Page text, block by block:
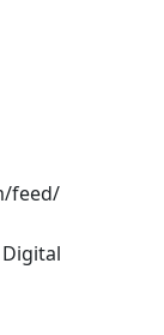
feed/